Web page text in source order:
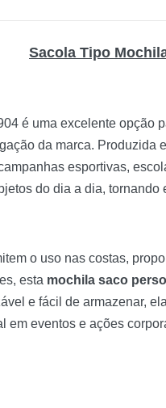
Sacola Tipo
é uma excelente opção
da marca. Produzida
esportivas,
do dia a dia,
o uso nas costas,
esta mochila saco
e fácil de armazenar,
em eventos e ações